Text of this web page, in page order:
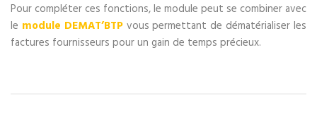
Pour compléter ces fonctions, le module peut se combiner avec
le module DEMAT’BTPvous permettant de dématérialiser les
factures fournisseurs pour un gain de temps précieux.